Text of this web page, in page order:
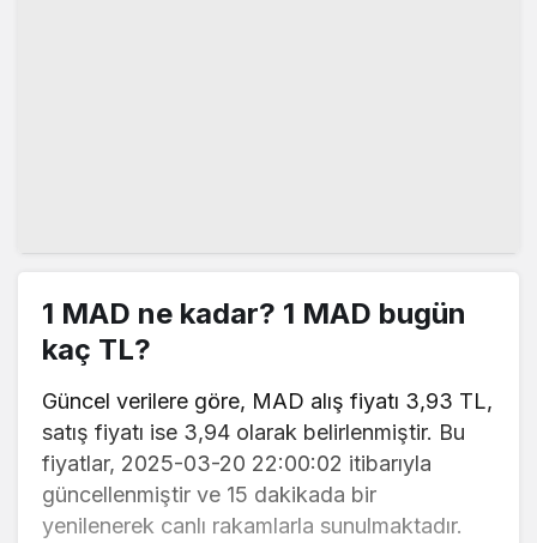
1 MAD ne kadar? 1 MAD bugün
kaç TL?
Güncel verilere göre, MAD alış fiyatı 3,93 TL,
satış fiyatı ise 3,94 olarak belirlenmiştir. Bu
fiyatlar, 2025-03-20 22:00:02 itibarıyla
güncellenmiştir ve 15 dakikada bir
yenilenerek canlı rakamlarla sunulmaktadır.